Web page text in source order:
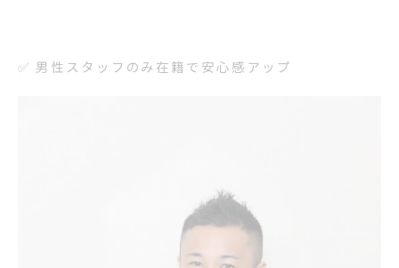
✅ 男性スタッフのみ在籍で安心感アップ